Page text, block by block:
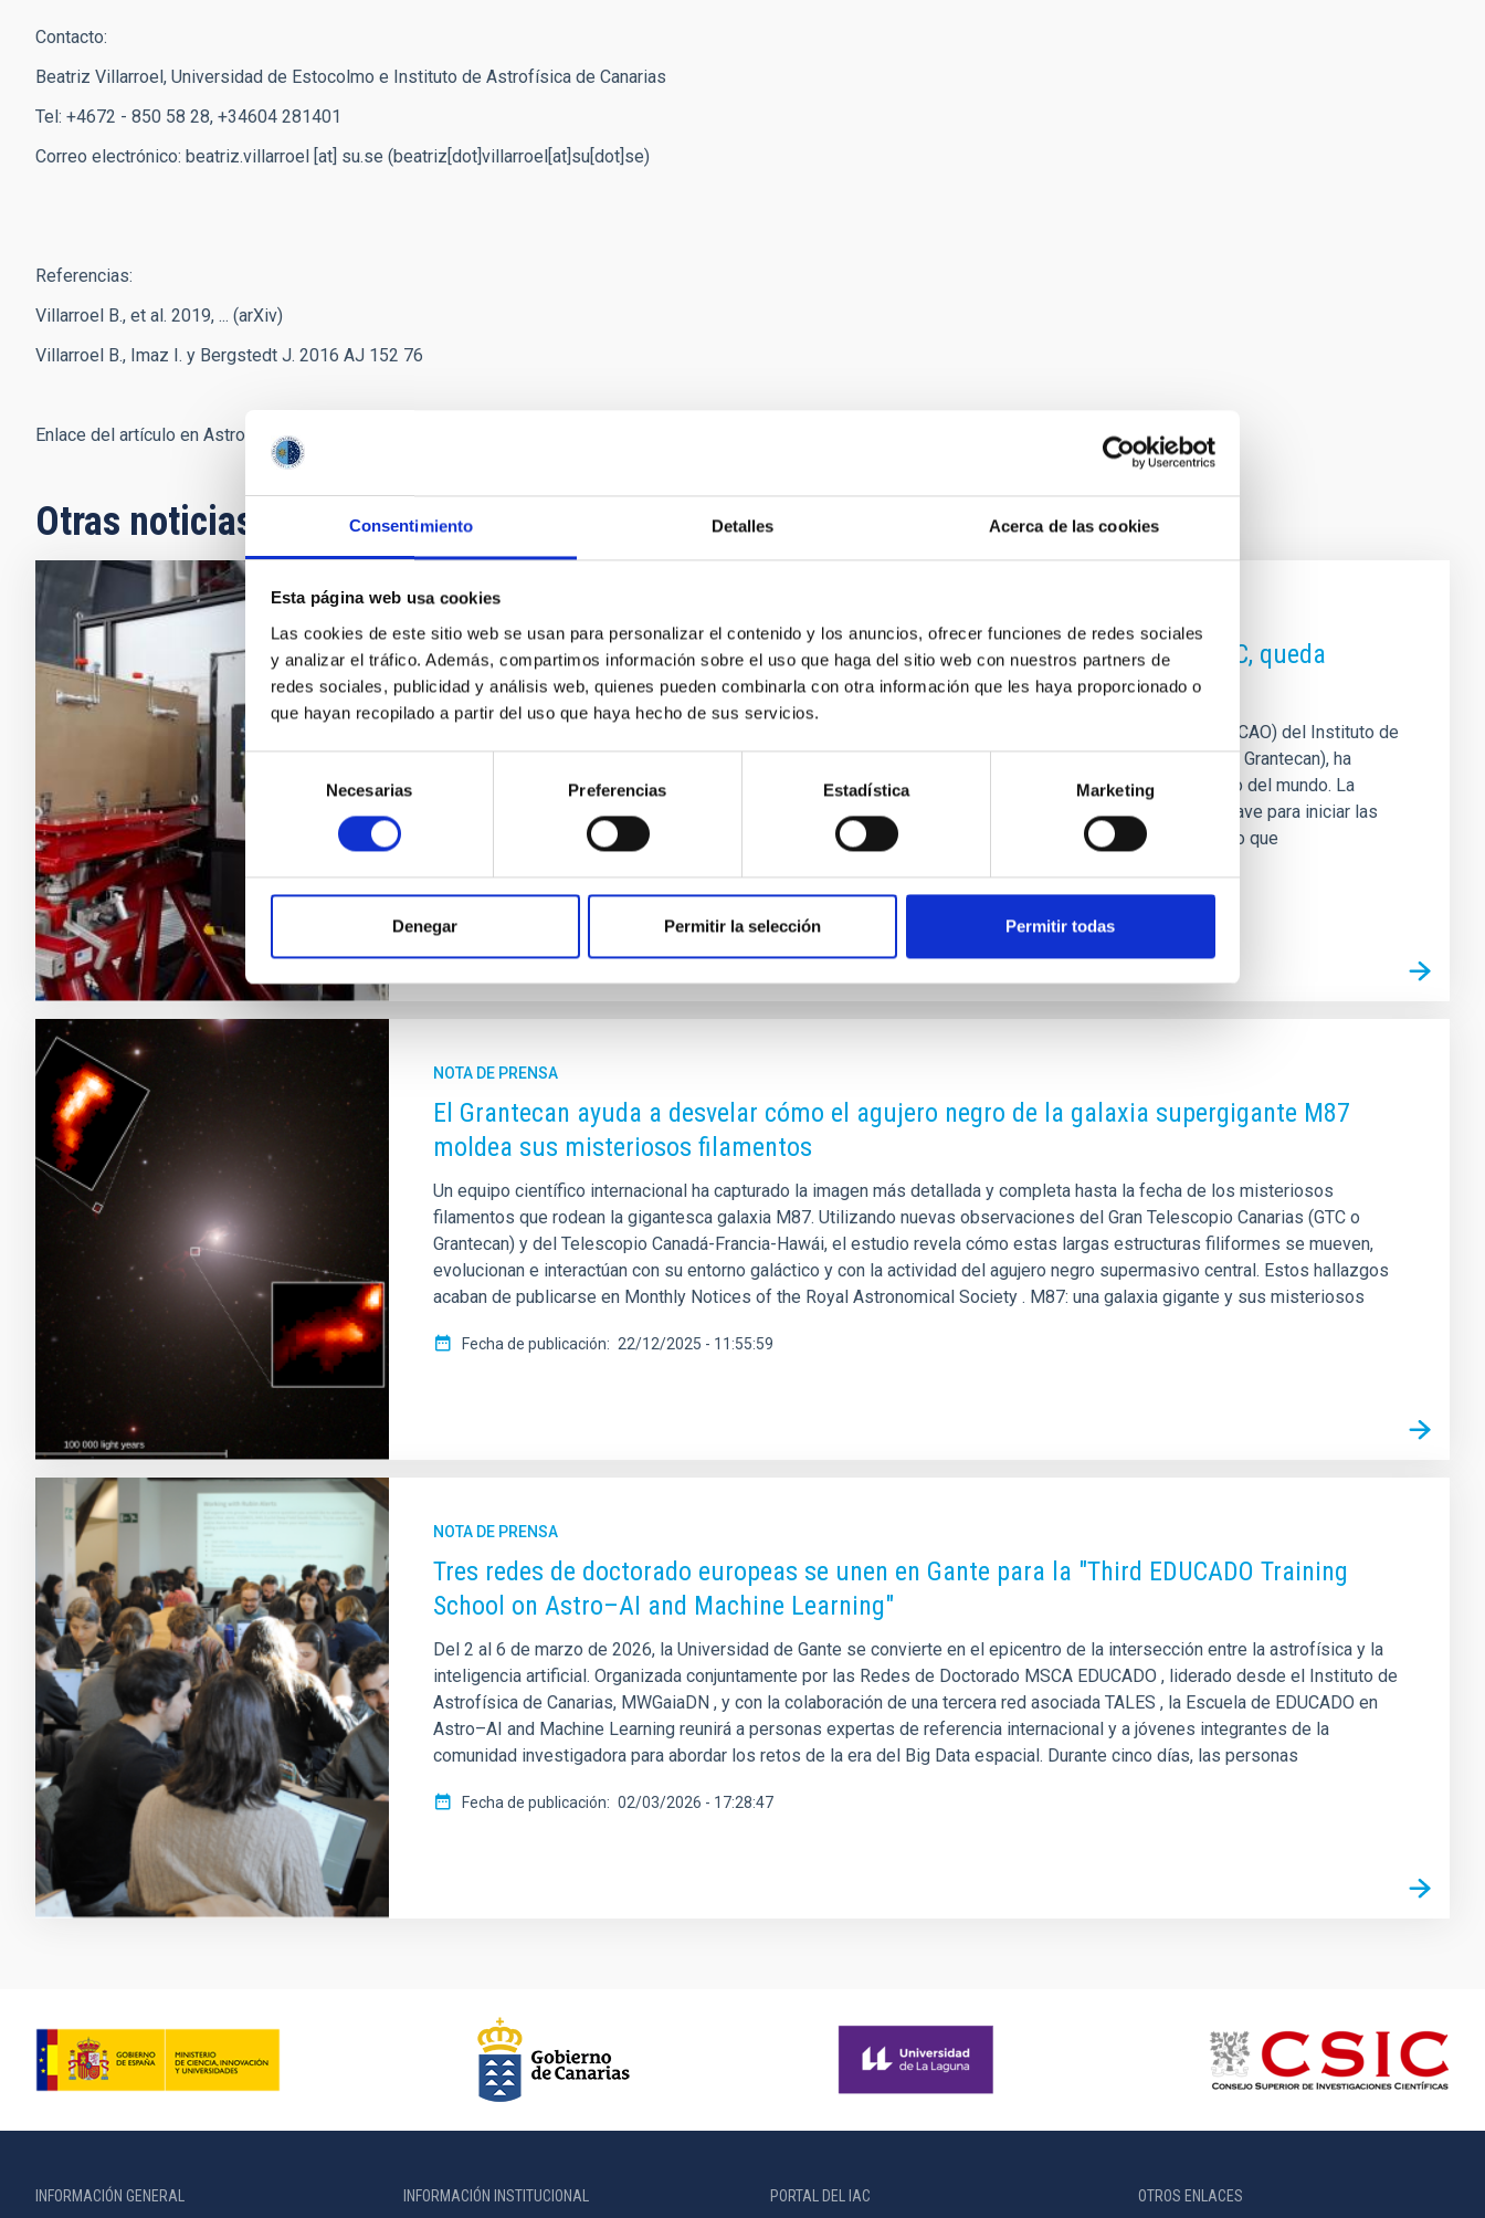
Consentimiento Detalles Acerca de las cookies
Esta página web usa cookies
Las cookies de este sitio web se usan para personalizar el contenido y los anuncios, ofrecer funciones de redes sociales
y analizar el tráfico. Además, compartimos información sobre el uso que haga del sitio web con nuestros partners de
redes sociales, publicidad y análisis web, quienes pueden combinarla con otra información que les haya proporcionado o
que hayan recopilado a partir del uso que haya hecho de sus servicios.
Selección
de
consentimiento
Necesarias Preferencias Estadística Marketing
Denegar Permitir la selección Permitir todas
Contacto:
Beatriz Villarroel, Universidad de Estocolmo e Instituto de Astrofísica de Canarias
Tel: +4672 - 850 58 28, +34604 281401
Correo electrónico: beatriz.villarroel [at] su.se (beatriz[dot]villarroel[at]su[dot]se)
Referencias:
Villarroel B., et al. 2019, ... (arXiv)
Villarroel B., Imaz I. y Bergstedt J. 2016 AJ 152 76
Enlace del artículo en Astronomical Journal:
Otras noticias relacionadas
GRANCAIN, el primer instrumento que utilizará la óptica adaptativa del GTC, queda
integrado en el telescopio
Durante el mes de octubre, el equipo del sistema de Óptica Adaptativa del Gran Telescopio Canarias (GTCAO) del Instituto de
Astrofísica de Canarias (IAC), en colaboración con el equipo técnico del Gran Telescopio Canarias (GTC o Grantecan), ha
completado con éxito la integración del instrumento GRANCAIN en el mayor telescopio óptico e infrarrojo del mundo. La
instalación se ha realizado en la salida de GTCAO, en la plataforma Nasmyth B del telescopio, un paso clave para iniciar las
pruebas de rendimiento del nuevo sistema de óptica adaptativa. Se trata del primer instrumento científico que
NOTA DE PRENSA
El Grantecan ayuda a desvelar cómo el agujero negro de la galaxia supergigante M87
moldea sus misteriosos filamentos
Un equipo científico internacional ha capturado la imagen más detallada y completa hasta la fecha de los misteriosos
filamentos que rodean la gigantesca galaxia M87. Utilizando nuevas observaciones del Gran Telescopio Canarias (GTC o
Grantecan) y del Telescopio Canadá-Francia-Hawái, el estudio revela cómo estas largas estructuras filiformes se mueven,
evolucionan e interactúan con su entorno galáctico y con la actividad del agujero negro supermasivo central. Estos hallazgos
acaban de publicarse en Monthly Notices of the Royal Astronomical Society . M87: una galaxia gigante y sus misteriosos
Fecha de publicación 22/12/2025 - 11:55:59
NOTA DE PRENSA
Tres redes de doctorado europeas se unen en Gante para la "Third EDUCADO Training
School on Astro–AI and Machine Learning"
Del 2 al 6 de marzo de 2026, la Universidad de Gante se convierte en el epicentro de la intersección entre la astrofísica y la
inteligencia artificial. Organizada conjuntamente por las Redes de Doctorado MSCA EDUCADO , liderado desde el Instituto de
Astrofísica de Canarias, MWGaiaDN , y con la colaboración de una tercera red asociada TALES , la Escuela de EDUCADO en
Astro–AI and Machine Learning reunirá a personas expertas de referencia internacional y a jóvenes integrantes de la
comunidad investigadora para abordar los retos de la era del Big Data espacial. Durante cinco días, las personas
Fecha de publicación 02/03/2026 - 17:28:47
INFORMACIÓN GENERAL INFORMACIÓN INSTITUCIONAL PORTAL DEL IAC OTROS ENLACES